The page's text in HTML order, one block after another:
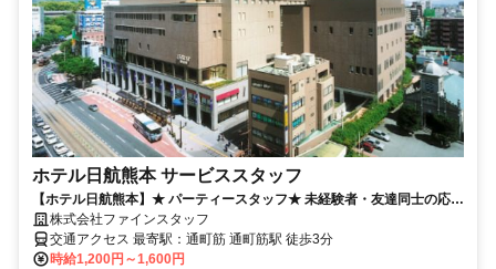
ホテル日航熊本 サービススタッフ
【ホテル日航熊本】★ パーティースタッフ★ 未経験者・友達同士の応募
大歓迎！！
株式会社ファインスタッフ
交通アクセス 最寄駅：通町筋 通町筋駅 徒歩3分
時給1,200円～1,600円